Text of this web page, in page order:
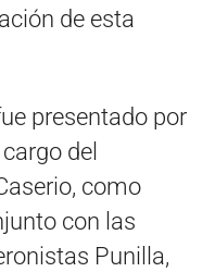
de esta
presentado por
del
como
con las
Punilla,